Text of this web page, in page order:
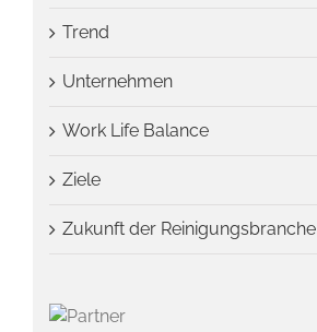
Trend
Unternehmen
Work Life Balance
Ziele
Zukunft der Reinigungsbranche